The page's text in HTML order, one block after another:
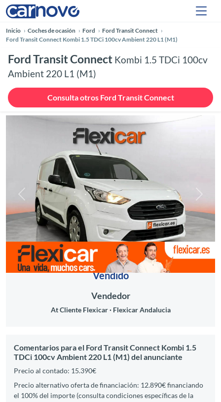
Inicio Coches de ocasión Ford
Ford Transit Connect
Ford Transit Connect Kombi 1.5 TDCi 100cv Ambient 220 L1 (M1)
Ford Transit Connect Kombi 1.5 TDCi 100cv
Ambient 220 L1 (M1)
Consulta otros Ford Transit Connect
Anterior
Vendido
Vendedor
At Cliente Flexicar Flexicar Andalucia
Comentarios para el Ford Transit Connect Kombi 1.5
TDCi 100cv Ambient 220 L1 (M1) del anunciante
Precio al contado: 15.390€
Precio alternativo oferta de financiación: 12.890€ financiando
el 100% del importe (consulta condiciones específicas de la